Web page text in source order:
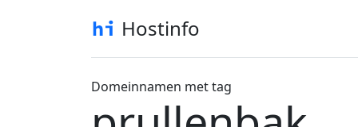
Hostinfo
Domeinnamen met tag